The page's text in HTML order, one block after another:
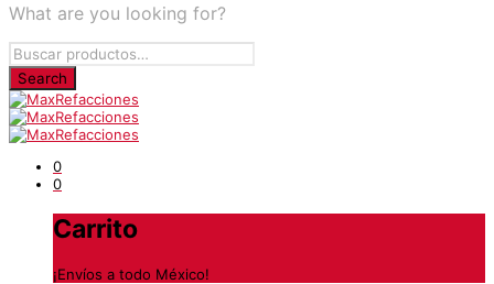
What are you looking for?
0
0
Carrito
¡Envíos a todo México!